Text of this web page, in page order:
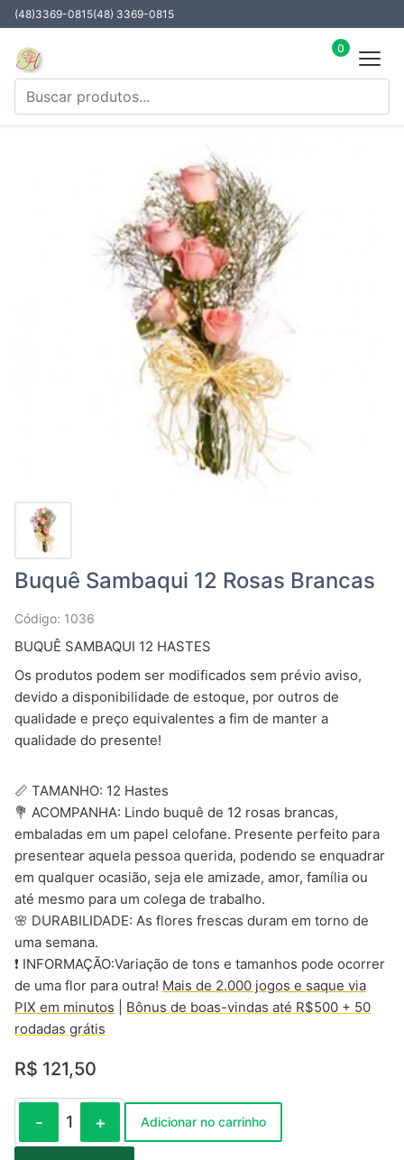
(48)3369-0815(48) 3369-0815
0
Buquê Sambaqui 12 Rosas Brancas
Código: 1036
BUQUÊ SAMBAQUI 12 HASTES
Os produtos podem ser modificados sem prévio aviso,
devido a disponibilidade de estoque, por outros de
qualidade e preço equivalentes a fim de manter a
qualidade do presente!
📏 TAMANHO: 12 Hastes
💐 ACOMPANHA: Lindo buquê de 12 rosas brancas,
embaladas em um papel celofane. Presente perfeito para
presentear aquela pessoa querida, podendo se enquadrar
em qualquer ocasião, seja ele amizade, amor, família ou
até mesmo para um colega de trabalho.
🌸 DURABILIDADE: As flores frescas duram em torno de
uma semana.
❗ INFORMAÇÃO:Variação de tons e tamanhos pode ocorrer
de uma flor para outra! Mais de 2.000 jogos e saque via
PIX em minutos
Bônus de boas-vindas até R$500 + 50
rodadas grátis
R$ 121,50
- 1 + Adicionar no carrinho